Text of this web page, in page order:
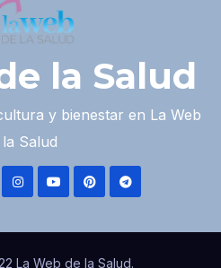
la Salud
y bienestar en La Web
Salud
La Web de la Salud.